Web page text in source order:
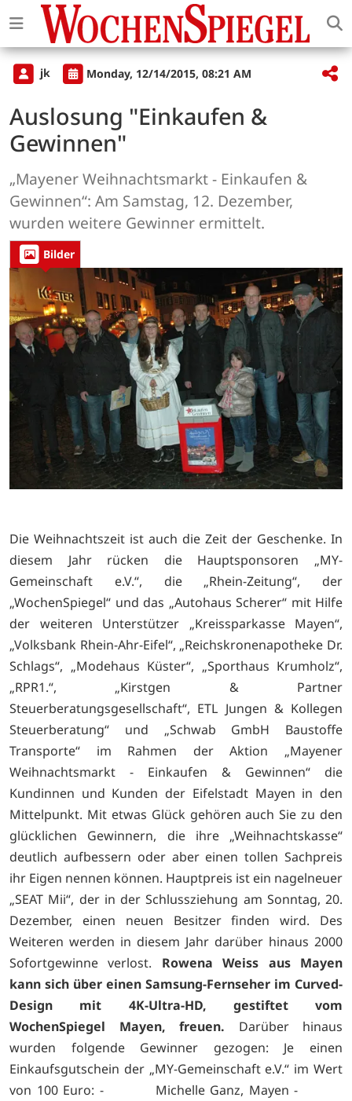
jk Monday, 12/14/2015, 08:21 AM
Auslosung "Einkaufen &
Gewinnen"
„Mayener Weihnachtsmarkt - Einkaufen &
Gewinnen“: Am Samstag, 12. Dezember,
wurden weitere Gewinner ermittelt.
Bilder
Die Weihnachtszeit ist auch die Zeit der Geschenke. In
diesem Jahr rücken die Hauptsponsoren „MY-
Gemeinschaft e.V.“, die „Rhein-Zeitung“, der
„WochenSpiegel“ und das „Autohaus Scherer“ mit Hilfe
der weiteren Unterstützer „Kreissparkasse Mayen“,
„Volksbank Rhein-Ahr-Eifel“, „Reichskronenapotheke Dr.
Schlags“, „Modehaus Küster“, „Sporthaus Krumholz“,
„RPR1.“, „Kirstgen & Partner
Steuerberatungsgesellschaft“, ETL Jungen & Kollegen
Steuerberatung“ und „Schwab GmbH Baustoffe
Transporte“ im Rahmen der Aktion „Mayener
Weihnachtsmarkt - Einkaufen & Gewinnen“ die
Kundinnen und Kunden der Eifelstadt Mayen in den
Mittelpunkt. Mit etwas Glück gehören auch Sie zu den
glücklichen Gewinnern, die ihre „Weihnachtskasse“
deutlich aufbessern oder aber einen tollen Sachpreis
ihr Eigen nennen können. Hauptpreis ist ein nagelneuer
„SEAT Mii“, der in der Schlussziehung am Sonntag, 20.
Dezember, einen neuen Besitzer finden wird. Des
Weiteren werden in diesem Jahr darüber hinaus 2000
Sofortgewinne verlost. Rowena Weiss aus Mayen
kann sich über einen Samsung-Fernseher im Curved-
Design mit 4K-Ultra-HD, gestiftet vom
WochenSpiegel Mayen, freuen. Darüber hinaus
wurden folgende Gewinner gezogen: Je einen
Einkaufsgutschein der „MY-Gemeinschaft e.V.“ im Wert
von 100 Euro: - Michelle Ganz, Mayen -